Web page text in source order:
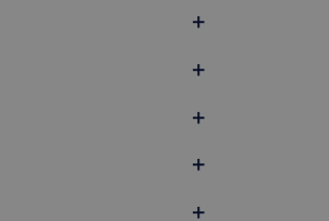
+
+
+
+
+